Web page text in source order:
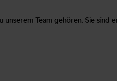
unserem Team gehören. Sie